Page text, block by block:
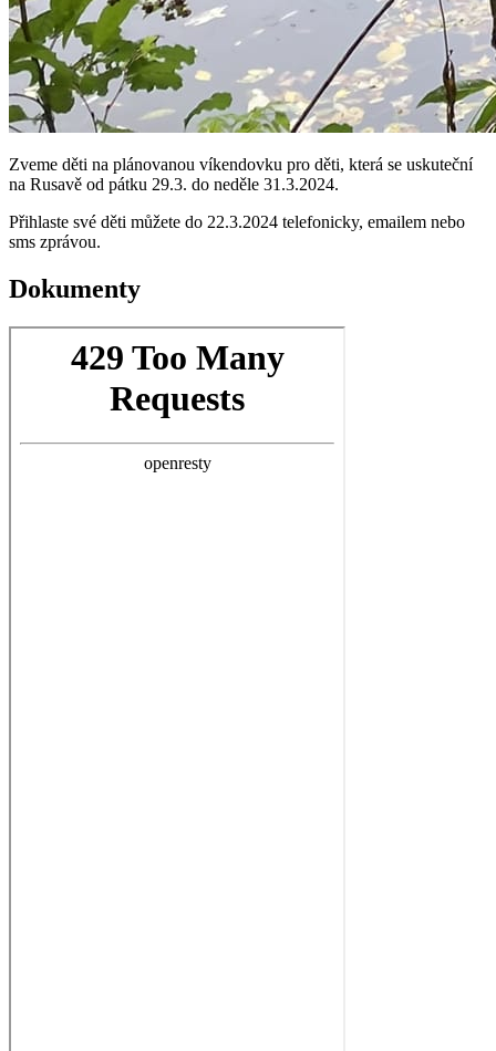
Zveme děti na plánovanou víkendovku pro děti, která se uskuteční
na Rusavě od pátku 29.3. do neděle 31.3.2024.
Přihlaste své děti můžete do 22.3.2024 telefonicky, emailem nebo
sms zprávou.
Dokumenty